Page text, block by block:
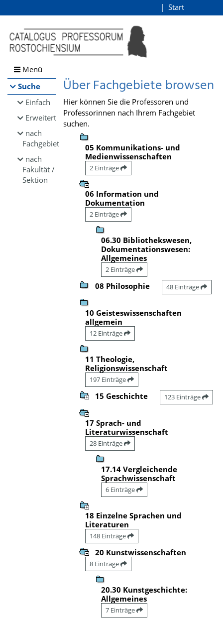
Browsen
direkt zum Inhalt
Start
Menü
Suche
Einfach
Erweitert
nach
Fachgebiet
nach
Fakultät /
Sektion
Über Fachgebiete browsen
Hier können Sie die Professoren und
Professorinnen nach Ihrem Fachgebiet
suchen.
05 Kommunikations- und
Medienwissenschaften
2 Einträge
06 Information und
Dokumentation
2 Einträge
06.30 Bibliothekswesen,
Dokumentationswesen:
Allgemeines
2 Einträge
08 Philosophie 48 Einträge
10 Geisteswissenschaften
allgemein
12 Einträge
11 Theologie,
Religionswissenschaft
197 Einträge
15 Geschichte 123 Einträge
17 Sprach- und
Literaturwissenschaft
28 Einträge
17.14 Vergleichende
Sprachwissenschaft
6 Einträge
18 Einzelne Sprachen und
Literaturen
148 Einträge
20 Kunstwissenschaften
8 Einträge
20.30 Kunstgeschichte:
Allgemeines
7 Einträge